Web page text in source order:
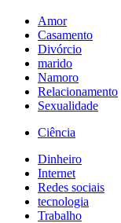
Amor
Casamento
Divórcio
marido
Namoro
Relacionamento
Sexualidade
Ciência
Dinheiro
Internet
Redes sociais
tecnologia
Trabalho